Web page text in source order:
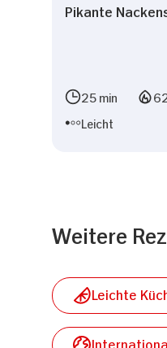
Pikante
25 min
Leicht
Weitere
Leichte